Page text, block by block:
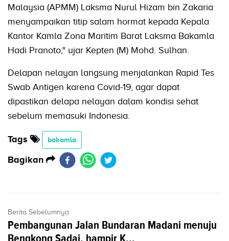
Malaysia (APMM) Laksma Nurul Hizam bin Zakaria
menyampaikan titip salam hormat kepada Kepala
Kantor Kamla Zona Maritim Barat Laksma Bakamla
Hadi Pranoto," ujar Kepten (M) Mohd. Sulhan.
Delapan nelayan langsung menjalankan Rapid Tes
Swab Antigen karena Covid-19, agar dapat
dipastikan delapa nelayan dalam kondisi sehat
sebelum memasuki Indonesia.
Tags bakamla
Bagikan
Berita Sebelumnya
Pembangunan Jalan Bundaran Madani menuju